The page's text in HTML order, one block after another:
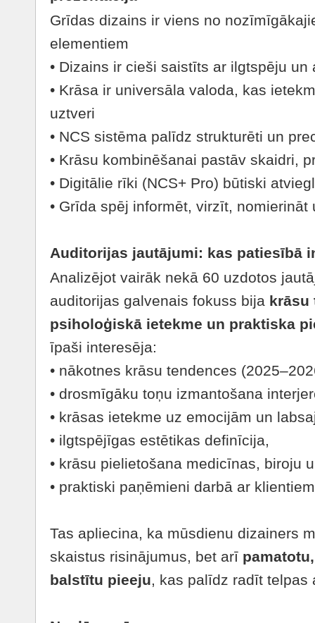
Grīdas dizains ir viens no
elementiem
• Dizains ir cieši saistīts ar ilgtspēju un
• Krāsa ir universāla valoda, kas
uztveri
• NCS sistēma palīdz strukturēti un
• Krāsu kombinēšanai pastāv skaidri,
• Digitālie rīki (NCS+ Pro) būtiski
• Grīda spēj informēt, virzīt, nomierināt
Auditorijas jautājumi: kas patiesībā
Analizējot vairāk nekā 60 uzdotos
auditorijas galvenais fokuss bija krāsu
psiholoģiskā ietekme un praktiska
īpaši interesēja:
• nākotnes krāsu tendences
• drosmīgāku toņu izmantošana
• krāsas ietekme uz emocijām un
• ilgtspējīgas estētikas definīcija,
• krāsu pielietošana medicīnas, biroju
• praktiski paņēmieni darbā ar
Tas apliecina, ka mūsdienu dizainers
skaistus risinājumus, bet arī
balstītu pieeju, kas palīdz radīt telpas